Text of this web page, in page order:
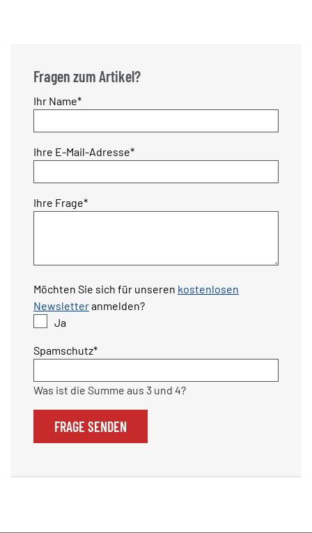
Fragen zum Artikel?
Pflichtfeld
Ihr Name*
Pflichtfeld
Ihre E-Mail-Adresse*
Pflichtfeld
Ihre Frage*
Möchten Sie sich für unseren kostenlosen
Newsletteranmelden?
Ja
Pflichtfeld
Spamschutz*
Was ist die Summe aus 3 und 4?
FRAGE SENDEN